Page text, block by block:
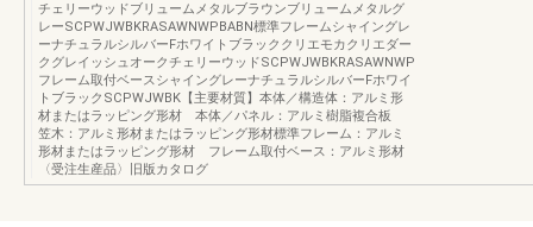
チェリーウッドブリュームメタルブラウンブリュームメタルグ
レーSCPWJWBKRASAWNWPBABN標準フレームシャイングレ
ーナチュラルシルバーFホワイトブラッククリエモカクリエダー
クグレイッシュオークチェリーウッドSCPWJWBKRASAWNWP
フレーム取付ベースシャイングレーナチュラルシルバーFホワイ
トブラックSCPWJWBK【主要材質】本体／構造体：アルミ形
材またはラッピング形材 本体／パネル：アルミ樹脂複合板
笠木：アルミ形材またはラッピング形材標準フレーム：アルミ
形材またはラッピング形材 フレーム取付ベース：アルミ形材
〈受注生産品〉旧版カタログ